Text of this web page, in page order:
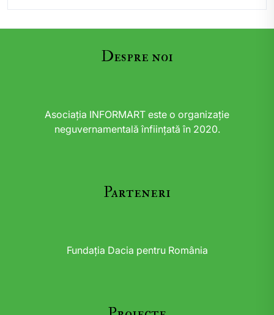
Despre noi
Asociația INFORMART este o organizație
neguvernamentală înființată în 2020.
Parteneri
Fundația Dacia pentru România